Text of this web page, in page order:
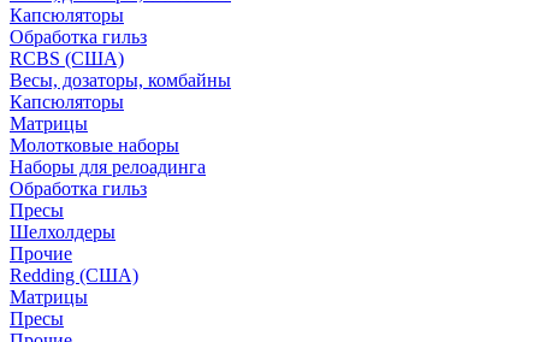
Капсюляторы
Обработка гильз
RCBS (США)
Весы, дозаторы, комбайны
Капсюляторы
Матрицы
Молотковые наборы
Наборы для релоадинга
Обработка гильз
Пресы
Шелхолдеры
Прочие
Redding (США)
Матрицы
Пресы